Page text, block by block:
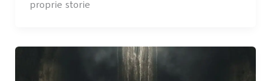
proprie storie